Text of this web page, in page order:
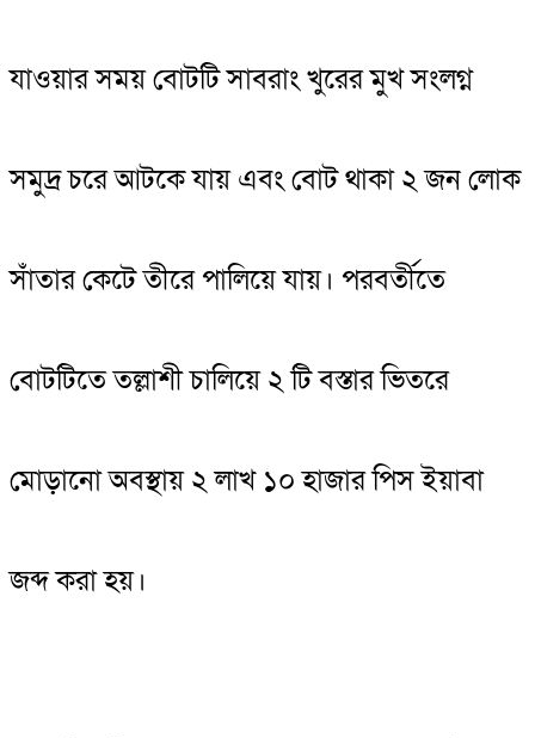
যাওয়ার সময় বোটটি সাবরাং খুরের মুখ সংলগ্ন
সমুদ্র চরে আটকে যায় এবং বোট থাকা ২ জন লোক
সাঁতার কেটে তীরে পালিয়ে যায়। পরবর্তীতে
বোটটিতে তল্লাশী চালিয়ে ২ টি বস্তার ভিতরে
মোড়ানো অবস্থায় ২ লাখ ১০ হাজার পিস ইয়াবা
জব্দ করা হয়।